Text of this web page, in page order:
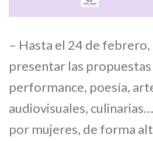
– Hasta el 24 de febrero,
presentar las propuestas
performance, poesía,
audiovisuales,
por mujeres, de forma